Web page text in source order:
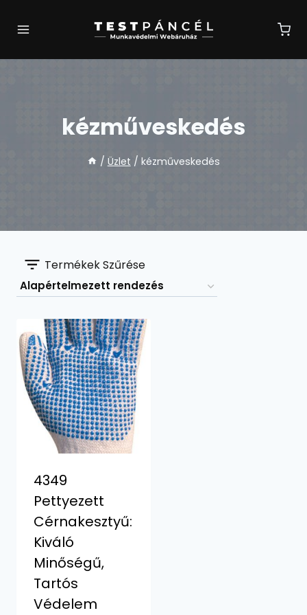
kézműveskedés
/ Üzlet / kézműveskedés
Termékek Szűrése
4349
Pettyezett
Cérnakesztyű:
Kiváló
Minőségű,
Tartós
Védelem